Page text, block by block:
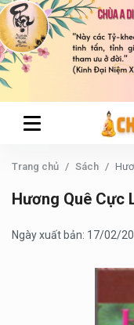
Trang chủ Sách
Hương Quê Cực
Ngày xuất bản: 17/02/